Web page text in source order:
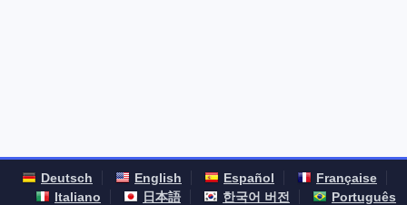
Deutsch English Español
Française
Italiano
日本語 한국어 버전 Português